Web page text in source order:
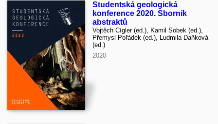
Studentská geologická
konference 2020. Sborník
abstraktů
Vojtěch Cígler (ed.), Kamil Sobek (ed.),
Přemysl Pořádek (ed.), Ludmila Daňková
(ed.)
2020